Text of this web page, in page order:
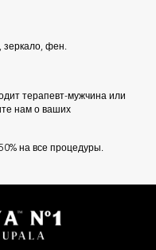
зеркало, фен.
терапевт-мужчина или
нам о ваших
на все процедуры.